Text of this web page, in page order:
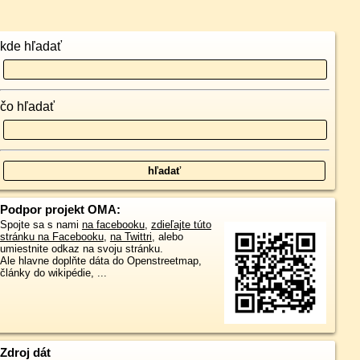
kde hľadať
čo hľadať
Podpor projekt OMA:
Spojte sa s nami na facebooku, zdieľajte túto
stránku na Facebooku, na Twittri, alebo
umiestnite odkaz na svoju stránku.
Ale hlavne doplňte dáta do Openstreetmap,
články do wikipédie, ...
Zdroj dát